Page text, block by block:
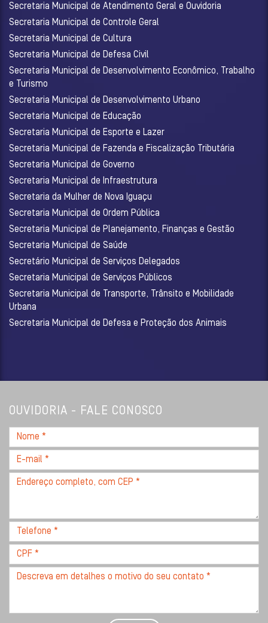
Secretaria Municipal de Atendimento Geral e Ouvidoria
Secretaria Municipal de Controle Geral
Secretaria Municipal de Cultura
Secretaria Municipal de Defesa Civil
Secretaria Municipal de Desenvolvimento Econômico, Trabalho
e Turismo
Secretaria Municipal de Desenvolvimento Urbano
Secretaria Municipal de Educação
Secretaria Municipal de Esporte e Lazer
Secretaria Municipal de Fazenda e Fiscalização Tributária
Secretaria Municipal de Governo
Secretaria Municipal de Infraestrutura
Secretaria da Mulher de Nova Iguaçu
Secretaria Municipal de Ordem Pública
Secretaria Municipal de Planejamento, Finanças e Gestão
Secretaria Municipal de Saúde
Secretário Municipal de Serviços Delegados
Secretaria Municipal de Serviços Públicos
Secretaria Municipal de Transporte, Trânsito e Mobilidade
Urbana
Secretaria Municipal de Defesa e Proteção dos Animais
OUVIDORIA - FALE CONOSCO
Nome
*
E-
mail
Endereço
CEP
Telefone
*
CPF
*
Descreva
com